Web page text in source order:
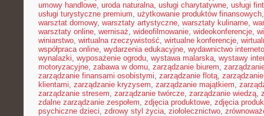
umowy handlowe, uroda naturalna, usługi charytatywne, usługi
usługi turystyczne premium, użytkowanie produktów finansowych
warsztat domowy, warsztaty artystyczne, warsztaty kulinarne,
warsztaty online, wernisaż, wideofilmowanie, wideokonferencje,
winiarstwo, wirtualna rzeczywistość, wirtualne konferencje,
współpraca online, wydarzenia edukacyjne, wydawnictwo
wynalazki, wyposażenie ogrodu, wystawa malarska, wystawy
motoryzacyjne, zabawa w domu, zarządzanie biurem,
zarządzanie finansami osobistymi, zarządzanie flotą,
klientami, zarządzanie kryzysem, zarządzanie majątkiem,
zarządzanie stresem, zarządzanie twórcze, zarządzanie wiedzą,
zdalne zarządzanie zespołem, zdjęcia produktowe, zdjęcia
psychiczne dzieci, zdrowy styl życia, ziołolecznictwo,